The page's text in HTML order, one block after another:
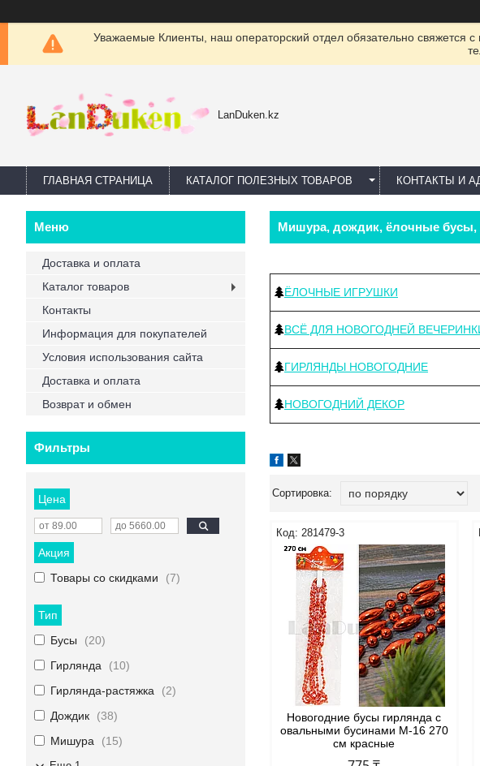
Уважаемые Клиенты, наш операторский отдел обязательно свяжется
LanDuken.kz
ГЛАВНАЯ СТРАНИЦА КАТАЛОГ ПОЛЕЗНЫХ ТОВАРОВ КОНТАКТЫ И
Мишура, дождик, ёлочные
ЁЛОЧНЫЕ ИГРУШКИ
ВСЁ ДЛЯ НОВОГОДНЕЙ
ГИРЛЯНДЫ НОВОГОДНИЕ
НОВОГОДНИЙ ДЕКОР
281479-3
Новогодние бусы гирлянда с
овальными бусинами М-16 270
см красные
Доставка и оплата
Каталог товаров
Контакты
Информация для покупателей
Условия использования сайта
Доставка и оплата
Возврат и обмен
Фильтры
Цена
Акция
Товары со скидками
7
Тип
Бусы
20
Гирлянда
10
Гирлянда-растяжка
2
Дождик
38
Мишура
15